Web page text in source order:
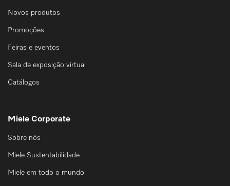
Novos produtos
Promoções
Feiras e eventos
Sala de exposição virtual
Catálogos
Miele Corporate
Sobre nós
Miele Sustentabilidade
Miele em todo o mundo